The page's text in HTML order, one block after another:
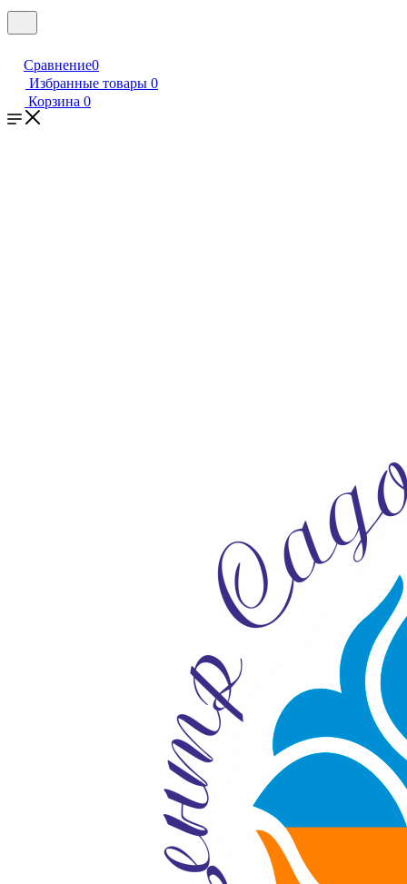
Сравнение0
Избранные товары 0
Корзина 0